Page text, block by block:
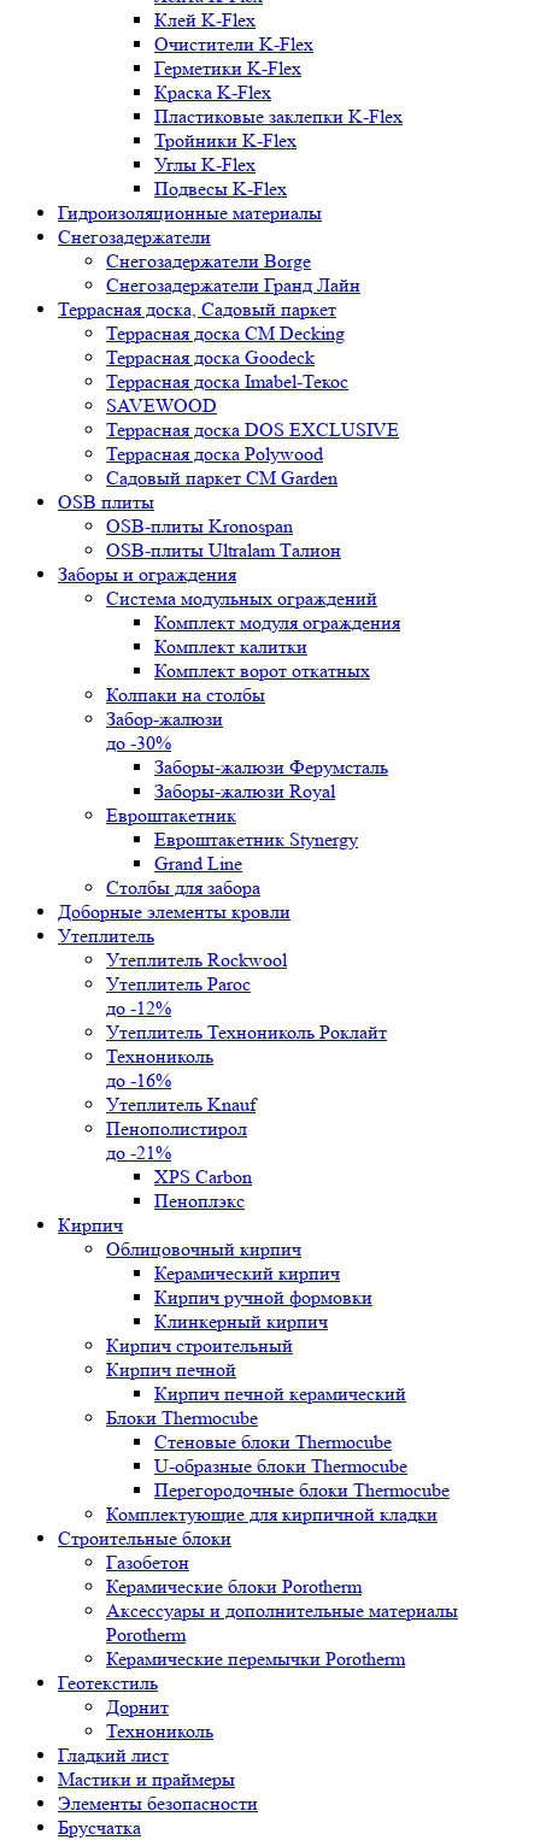
Клей K-Flex
Очистители K-Flex
Герметики K-Flex
Краска K-Flex
Пластиковые заклепки K-Flex
Тройники K-Flex
Углы K-Flex
Подвесы K-Flex
Гидроизоляционные материалы
Снегозадержатели
Снегозадержатели Borge
Снегозадержатели Гранд Лайн
Террасная доска, Садовый паркет
Террасная доска CM Decking
Террасная доска Goodeck
Террасная доска Imabel-Текос
SAVEWOOD
Террасная доска DOS EXCLUSIVE
Террасная доска Polywood
Садовый паркет CM Garden
OSB плиты
OSB-плиты Kronospan
OSB-плиты Ultralam Талион
Заборы и ограждения
Система модульных ограждений
Комплект модуля ограждения
Комплект калитки
Комплект ворот откатных
Колпаки на столбы
Забор-жалюзи
до -30%
Заборы-жалюзи Ферумсталь
Заборы-жалюзи Royal
Евроштакетник
Евроштакетник Stynergy
Grand Line
Столбы для забора
Доборные элементы кровли
Утеплитель
Утеплитель Rockwool
Утеплитель Paroc
до -12%
Утеплитель Технониколь Роклайт
Технониколь
до -16%
Утеплитель Knauf
Пенополистирол
до -21%
XPS Carbon
Пеноплэкс
Кирпич
Облицовочный кирпич
Керамический кирпич
Кирпич ручной формовки
Клинкерный кирпич
Кирпич строительный
Кирпич печной
Кирпич печной керамический
Блоки Thermocube
Стеновые блоки Thermocube
U-образные блоки Thermocube
Перегородочные блоки Thermocube
Комплектующие для кирпичной кладки
Строительные блоки
Газобетон
Керамические блоки Porotherm
Аксессуары и дополнительные материалы
Porotherm
Керамические перемычки Porotherm
Геотекстиль
Дорнит
Технониколь
Гладкий лист
Мастики и праймеры
Элементы безопасности
Брусчатка